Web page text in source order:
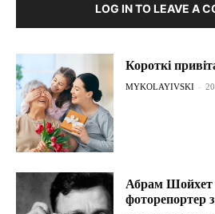
LOG IN TO LEAVE A
Короткі
MYKOLAYIVSKI -
Абрам Шойхет
фоторепортер